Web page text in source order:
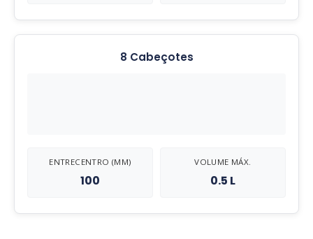
8 Cabeçotes
ENTRECENTRO (MM)
100
VOLUME MÁX.
0.5 L